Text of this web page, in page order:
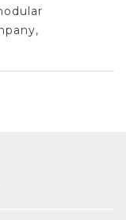
the
new